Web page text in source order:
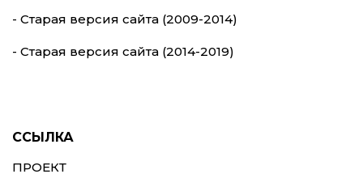
- Старая версия сайта (2009-2014)
- Старая версия сайта (2014-2019)
ССЫЛКА
ПРОЕКТ